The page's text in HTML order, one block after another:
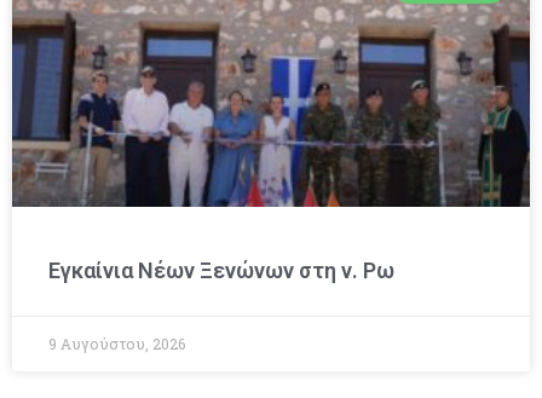
Εγκαίνια Νέων Ξενώνων στη ν. Ρω
9 Αυγούστου, 2026